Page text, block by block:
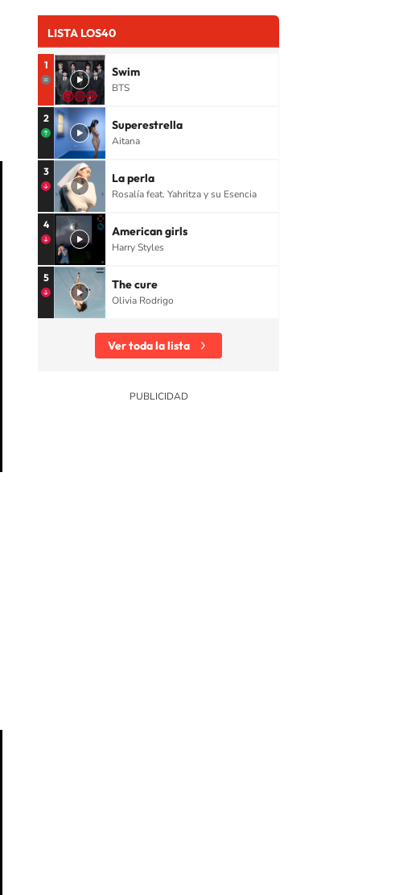
LISTA LOS40
1 Swim
BTS
2 Superestrella
Aitana
3 La perla
Rosalía feat. Yahritza y su Esencia
4 American girls
Harry Styles
5 The cure
Olivia Rodrigo
Ver toda la lista